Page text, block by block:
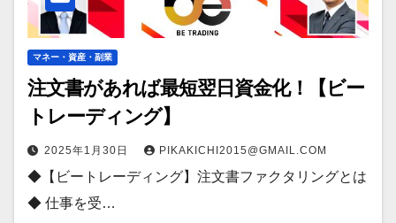
マネー・資産・副業
注文書があれば最短翌日資金化！【ビー
トレーディング】
2025年1月30日 PIKAKICHI2015@GMAIL.COM
◆【ビートレーディング】注文書ファクタリングとは
◆ 仕事を受…